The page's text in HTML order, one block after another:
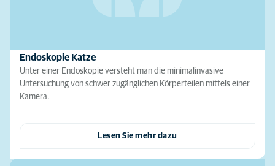
Endoskopie Katze
Unter einer Endoskopie versteht man die minimalinvasive
Untersuchung von schwer zugänglichen Körperteilen mittels einer
Kamera.
Lesen Sie mehr dazu